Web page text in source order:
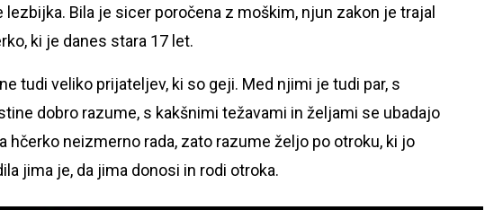
Bila je sicer poročena z moškim, njun zakon je trajal
ki je danes stara 17 let.
tudi veliko prijateljev, ki so geji. Med njimi je tudi par, s
dobro razume, s kakšnimi težavami in željami se ubadajo
neizmerno rada, zato razume željo po otroku, ki jo
jima je, da jima donosi in rodi otroka.